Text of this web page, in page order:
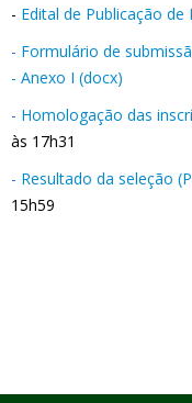
- Edital de Publicação
- Formulário de
- Anexo I (docx)
- Homologação das
às 17h31
- Resultado da seleção
15h59